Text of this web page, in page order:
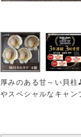
厚みのある甘～い貝
やスペシャルなキャン